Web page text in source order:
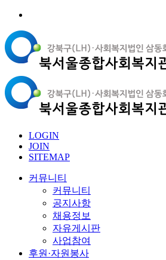
LOGIN
JOIN
SITEMAP
커뮤니티
커뮤니티
공지사항
채용정보
자유게시판
사업참여
후원·자원봉사